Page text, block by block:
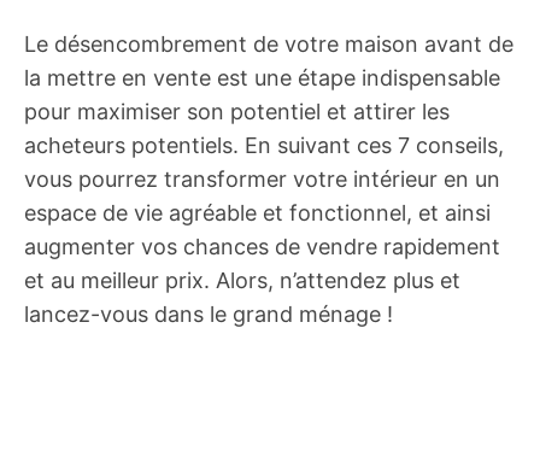
Le désencombrement de votre maison avant de
la mettre en vente est une étape indispensable
pour maximiser son potentiel et attirer les
acheteurs potentiels. En suivant ces 7 conseils,
vous pourrez transformer votre intérieur en un
espace de vie agréable et fonctionnel, et ainsi
augmenter vos chances de vendre rapidement
et au meilleur prix. Alors, n’attendez plus et
lancez-vous dans le grand ménage !